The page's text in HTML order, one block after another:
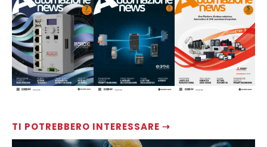
TI POTREBBERO INTERESSARE ⇢